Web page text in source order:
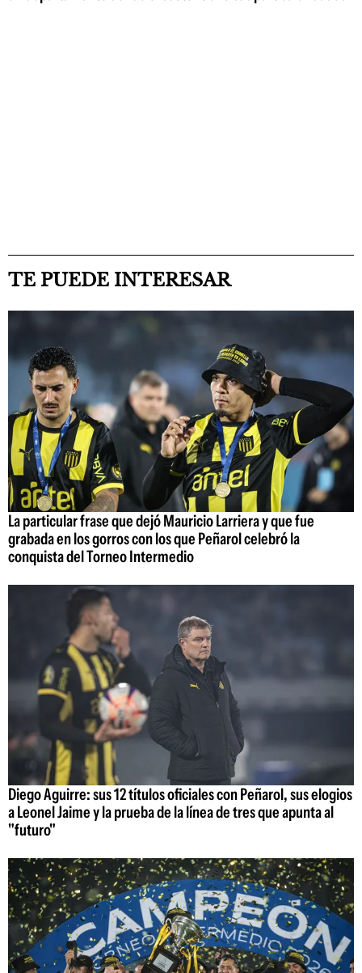
TE PUEDE INTERESAR
La particular frase que dejó Mauricio Larriera y que fue
grabada en los gorros con los que Peñarol celebró la
conquista del Torneo Intermedio
Diego Aguirre: sus 12 títulos oficiales con Peñarol, sus elogios
a Leonel Jaime y la prueba de la línea de tres que apunta al
"futuro"